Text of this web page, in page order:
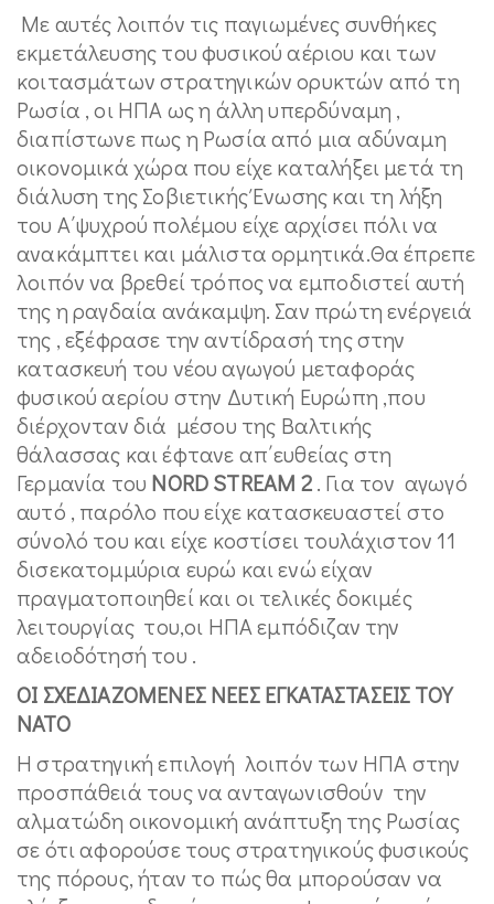
Με αυτές λοιπόν τις παγιωμένες συνθήκες
εκμετάλευσης του φυσικού αέριου και των
κοιτασμάτων στρατηγικών ορυκτών από τη
Ρωσία , οι ΗΠΑ ως η άλλη υπερδύναμη ,
διαπίστωνε πως η Ρωσία από μια αδύναμη
οικονομικά χώρα που είχε καταλήξει μετά τη
διάλυση της Σοβιετικής Ένωσης και τη λήξη
του Α΄ψυχρού πολέμου είχε αρχίσει πόλι να
ανακάμπτει και μάλιστα ορμητικά.Θα έπρεπε
λοιπόν να βρεθεί τρόπος να εμποδιστεί αυτή
της η ραγδαία ανάκαμψη. Σαν πρώτη ενέργειά
της , εξέφρασε την αντίδρασή της στην
κατασκευή του νέου αγωγού μεταφοράς
φυσικού αερίου στην Δυτική Ευρώπη ,που
διέρχονταν διά μέσου της Βαλτικής
θάλασσας και έφτανε απ΄ευθείας στη
Γερμανία του NORDSTREAM 2. Για τον αγωγό
αυτό , παρόλο που είχε κατασκευαστεί στο
σύνολό του και είχε κοστίσει τουλάχιστον 11
δισεκατομμύρια ευρώ και ενώ είχαν
πραγματοποιηθεί και οι τελικές δοκιμές
λειτουργίας του,οι ΗΠΑ εμπόδιζαν την
αδειοδότησή του .
ΟΙ ΣΧΕΔΙΑΖΟΜΕΝΕΣ ΝΕΕΣ ΕΓΚΑΤΑΣΤΑΣΕΙΣ ΤΟΥ
ΝΑΤΟ
Η στρατηγική επιλογή λοιπόν των ΗΠΑ στην
προσπάθειά τους να ανταγωνισθούν την
αλματώδη οικονομική ανάπτυξη της Ρωσίας
σε ότι αφορούσε τους στρατηγικούς φυσικούς
της πόρους, ήταν το πώς θα μπορούσαν να